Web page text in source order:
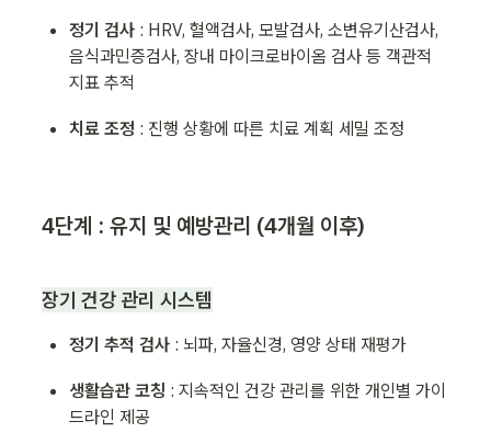
정기 검사 : HRV, 혈액검사, 모발검사, 소변유기산검사,
음식과민증검사, 장내 마이크로바이옴 검사 등 객관적
지표 추적
치료 조정 : 진행 상황에 따른 치료 계획 세밀 조정
4단계 : 유지 및 예방관리 (4개월 이후)
장기 건강 관리 시스템
정기 추적 검사 : 뇌파, 자율신경, 영양 상태 재평가
생활습관 코칭 : 지속적인 건강 관리를 위한 개인별 가이
드라인 제공